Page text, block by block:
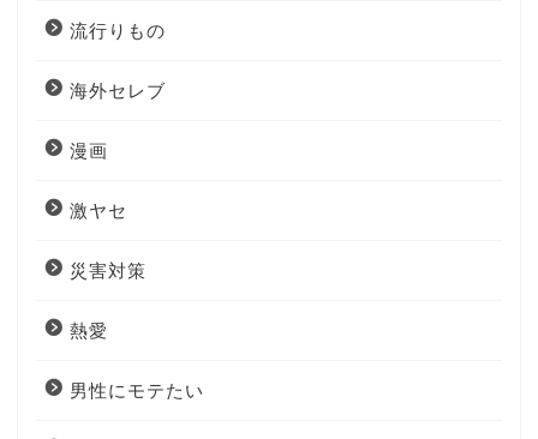
流行りもの
海外セレブ
漫画
激ヤセ
災害対策
熱愛
男性にモテたい